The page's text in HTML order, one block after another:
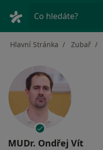
Co hledáte?
Hlavní Stránka Zubař
MUDr. Ondřej Vít